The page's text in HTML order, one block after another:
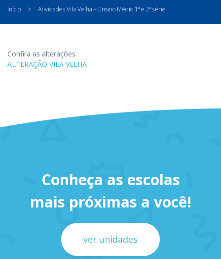
Início > Atividades Vila Velha – Ensino Médio 1ª e 2ª série
Confira as alterações:
ALTERAÇÃO VILA VELHA
Conheça as escolas
mais próximas a você!
ver unidades